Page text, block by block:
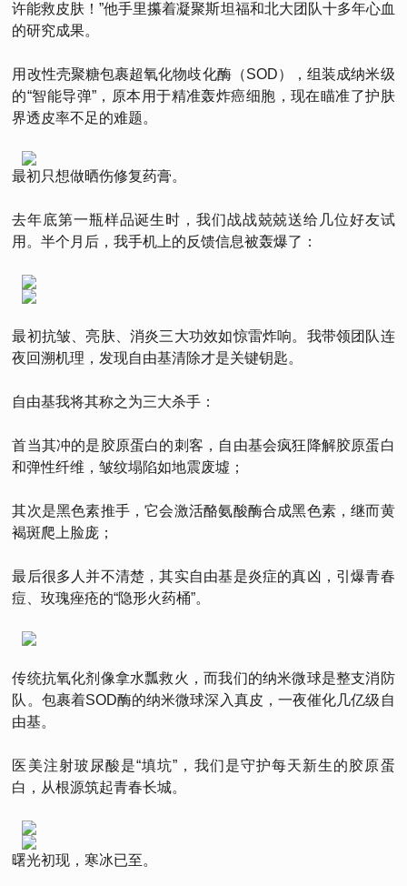
许能救皮肤！”他手里攥着凝聚斯坦福和北大团队十多年心血
的研究成果。
用改性壳聚糖包裹超氧化物歧化酶（SOD），组装成纳米级
的“智能导弹”，原本用于精准轰炸癌细胞，现在瞄准了护肤
界透皮率不足的难题。
最初只想做晒伤修复药膏。
去年底第一瓶样品诞生时，我们战战兢兢送给几位好友试
用。半个月后，我手机上的反馈信息被轰爆了：
最初抗皱、亮肤、消炎三大功效如惊雷炸响。我带领团队连
夜回溯机理，发现自由基清除才是关键钥匙。
自由基我将其称之为三大杀手：
首当其冲的是胶原蛋白的刺客，自由基会疯狂降解胶原蛋白
和弹性纤维，皱纹塌陷如地震废墟；
其次是黑色素推手，它会激活酪氨酸酶合成黑色素，继而黄
褐斑爬上脸庞；
最后很多人并不清楚，其实自由基是炎症的真凶，引爆青春
痘、玫瑰痤疮的“隐形火药桶”。
传统抗氧化剂像拿水瓢救火，而我们的纳米微球是整支消防
队。包裹着SOD酶的纳米微球深入真皮，一夜催化几亿级自
由基。
医美注射玻尿酸是“填坑”，我们是守护每天新生的胶原蛋
白，从根源筑起青春长城。
曙光初现，寒冰已至。